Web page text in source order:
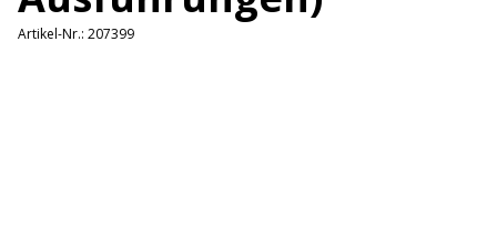
Artikel-Nr.: 207399